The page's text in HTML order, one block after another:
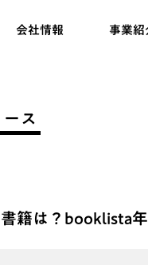
会社情報 事業紹
ス
籍は？booklista